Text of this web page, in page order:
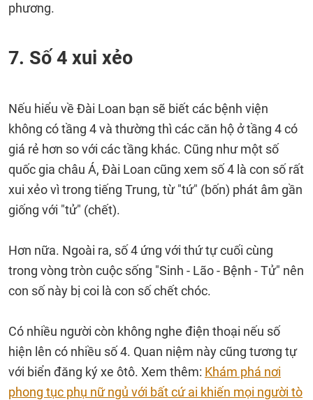
phương.
7. Số 4 xui xẻo
Nếu hiểu về Đài Loan bạn sẽ biết các bệnh viện
không có tầng 4 và thường thì các căn hộ ở tầng 4 có
giá rẻ hơn so với các tầng khác. Cũng như một số
quốc gia châu Á, Đài Loan cũng xem số 4 là con số rất
xui xẻo vì trong tiếng Trung, từ "tứ" (bốn) phát âm gần
giống với "tử" (chết).
Hơn nữa. Ngoài ra, số 4 ứng với thứ tự cuối cùng
trong vòng tròn cuộc sống "Sinh - Lão - Bệnh - Tử" nên
con số này bị coi là con số chết chóc.
Có nhiều người còn không nghe điện thoại nếu số
hiện lên có nhiều số 4. Quan niệm này cũng tương tự
với biển đăng ký xe ôtô. Xem thêm: Khám phá nơi
phong tục phụ nữ ngủ với bất cứ ai khiến mọi người tò